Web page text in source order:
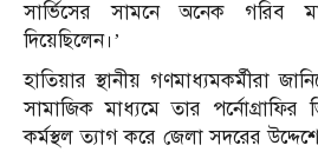
সার্ভিসের সামনে অনেক গরিব
দিয়েছিলেন।’
হাতিয়ার স্থানীয় গণমাধ্যমকর্মীরা
সামাজিক মাধ্যমে তার
কর্মস্থল ত্যাগ করে জেলা সদরের